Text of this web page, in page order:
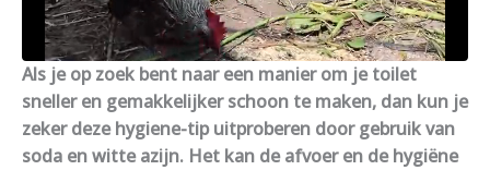
Als je op zoek bent naar een manier om je toilet
sneller en gemakkelijker schoon te maken, dan kun je
zeker deze hygiene-tip uitproberen door gebruik van
soda en witte azijn. Het kan de afvoer en de hygiëne